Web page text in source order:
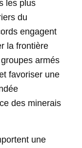
les plus
du
engagent
la frontière
armés
favoriser une
des minerais
une